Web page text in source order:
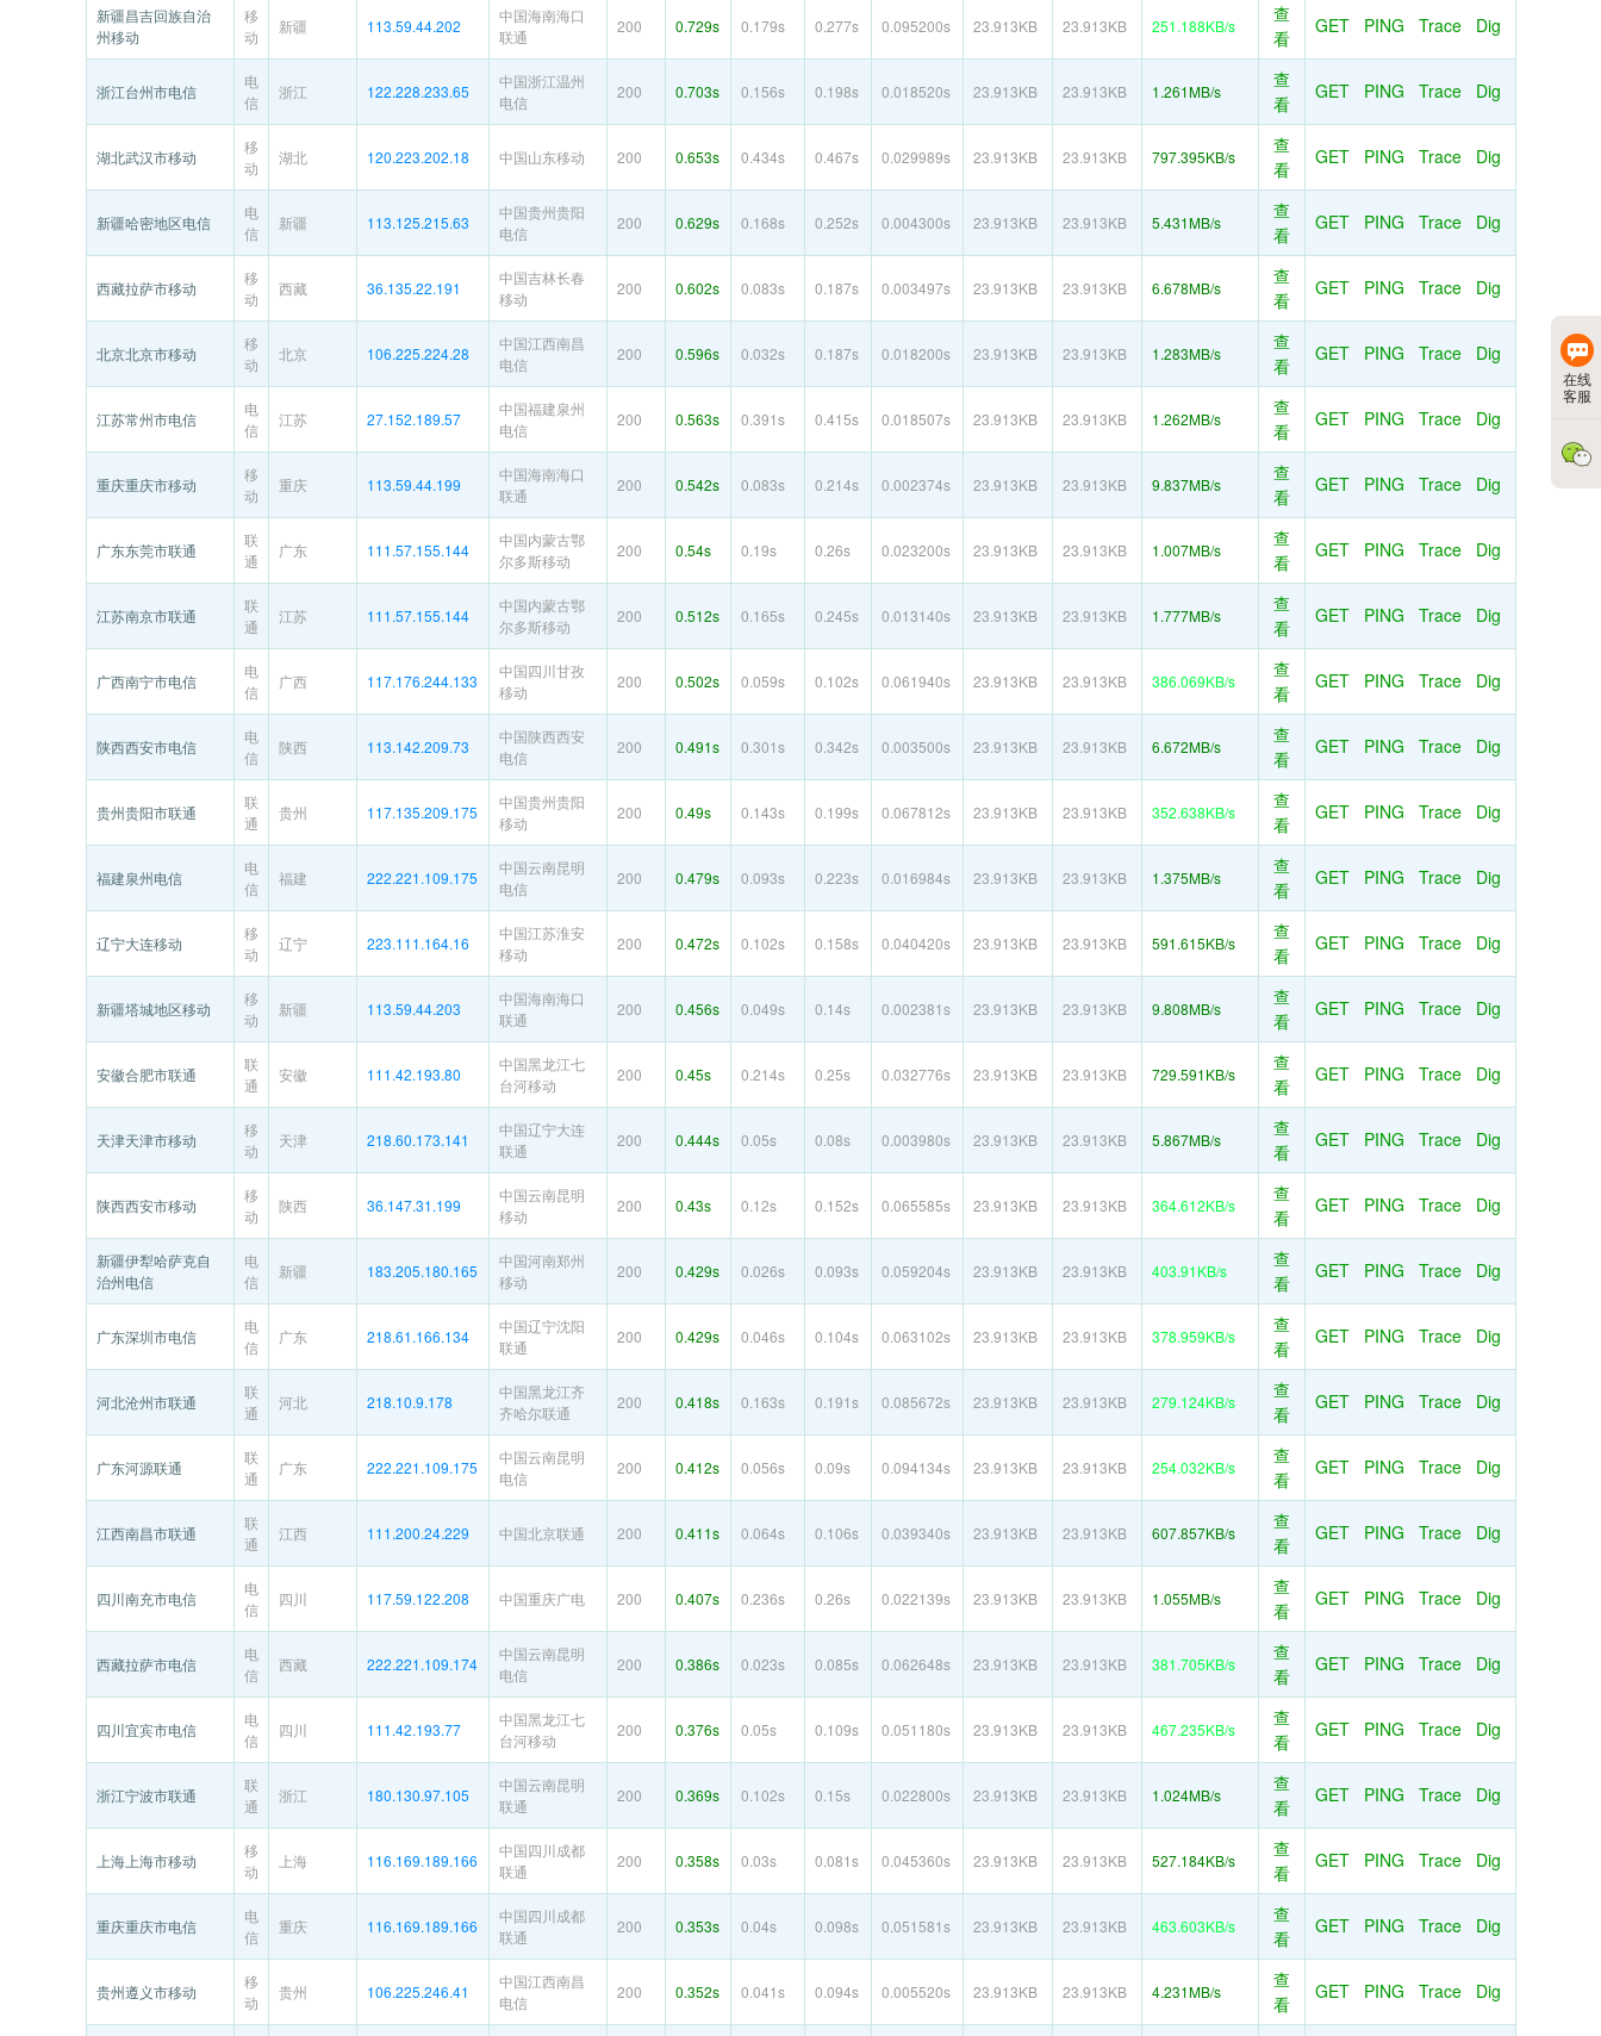
新疆昌吉回族自治
州移动
移
动
新疆 113.59.44.202
中国海南海口
联通
200 0.729s 0.179s 0.277s 0.095200s 23.913KB 23.913KB 251.188KB/s
查
看
GET PING Trace Dig
浙江台州市电信
电
信
浙江 122.228.233.65
中国浙江温州
电信
200 0.703s 0.156s 0.198s 0.018520s 23.913KB 23.913KB 1.261MB/s
查
看
GET PING Trace Dig
湖北武汉市移动
移
动
湖北 120.223.202.18 中国山东移动 200 0.653s 0.434s 0.467s 0.029989s 23.913KB 23.913KB 797.395KB/s
查
看
GET PING Trace Dig
新疆哈密地区电信
电
信
新疆 113.125.215.63
中国贵州贵阳
电信
200 0.629s 0.168s 0.252s 0.004300s 23.913KB 23.913KB 5.431MB/s
查
看
GET PING Trace Dig
西藏拉萨市移动
移
动
西藏 36.135.22.191
中国吉林长春
移动
200 0.602s 0.083s 0.187s 0.003497s 23.913KB 23.913KB 6.678MB/s
查
看
GET PING Trace Dig
北京北京市移动
移
动
北京 106.225.224.28
中国江西南昌
电信
200 0.596s 0.032s 0.187s 0.018200s 23.913KB 23.913KB 1.283MB/s
查
看
GET PING Trace Dig
江苏常州市电信
电
信
江苏 27.152.189.57
中国福建泉州
电信
200 0.563s 0.391s 0.415s 0.018507s 23.913KB 23.913KB 1.262MB/s
查
看
GET PING Trace Dig
重庆重庆市移动
移
动
重庆 113.59.44.199
中国海南海口
联通
200 0.542s 0.083s 0.214s 0.002374s 23.913KB 23.913KB 9.837MB/s
查
看
GET PING Trace Dig
广东东莞市联通
联
通
广东 111.57.155.144
中国内蒙古鄂
尔多斯移动
200 0.54s 0.19s 0.26s 0.023200s 23.913KB 23.913KB 1.007MB/s
查
看
GET PING Trace Dig
江苏南京市联通
联
通
江苏 111.57.155.144
中国内蒙古鄂
尔多斯移动
200 0.512s 0.165s 0.245s 0.013140s 23.913KB 23.913KB 1.777MB/s
查
看
GET PING Trace Dig
广西南宁市电信
电
信
广西 117.176.244.133
中国四川甘孜
移动
200 0.502s 0.059s 0.102s 0.061940s 23.913KB 23.913KB 386.069KB/s
查
看
GET PING Trace Dig
陕西西安市电信
电
信
陕西 113.142.209.73
中国陕西西安
电信
200 0.491s 0.301s 0.342s 0.003500s 23.913KB 23.913KB 6.672MB/s
查
看
GET PING Trace Dig
贵州贵阳市联通
联
通
贵州 117.135.209.175
中国贵州贵阳
移动
200 0.49s 0.143s 0.199s 0.067812s 23.913KB 23.913KB 352.638KB/s
查
看
GET PING Trace Dig
福建泉州电信
电
信
福建 222.221.109.175
中国云南昆明
电信
200 0.479s 0.093s 0.223s 0.016984s 23.913KB 23.913KB 1.375MB/s
查
看
GET PING Trace Dig
辽宁大连移动
移
动
辽宁 223.111.164.16
中国江苏淮安
移动
200 0.472s 0.102s 0.158s 0.040420s 23.913KB 23.913KB 591.615KB/s
查
看
GET PING Trace Dig
新疆塔城地区移动
移
动
新疆 113.59.44.203
中国海南海口
联通
200 0.456s 0.049s 0.14s 0.002381s 23.913KB 23.913KB 9.808MB/s
查
看
GET PING Trace Dig
安徽合肥市联通
联
通
安徽 111.42.193.80
中国黑龙江七
台河移动
200 0.45s 0.214s 0.25s 0.032776s 23.913KB 23.913KB 729.591KB/s
查
看
GET PING Trace Dig
天津天津市移动
移
动
天津 218.60.173.141
中国辽宁大连
联通
200 0.444s 0.05s 0.08s 0.003980s 23.913KB 23.913KB 5.867MB/s
查
看
GET PING Trace Dig
陕西西安市移动
移
动
陕西 36.147.31.199
中国云南昆明
移动
200 0.43s 0.12s 0.152s 0.065585s 23.913KB 23.913KB 364.612KB/s
查
看
GET PING Trace Dig
新疆伊犁哈萨克自
治州电信
电
信
新疆 183.205.180.165
中国河南郑州
移动
200 0.429s 0.026s 0.093s 0.059204s 23.913KB 23.913KB 403.91KB/s
查
看
GET PING Trace Dig
广东深圳市电信
电
信
广东 218.61.166.134
中国辽宁沈阳
联通
200 0.429s 0.046s 0.104s 0.063102s 23.913KB 23.913KB 378.959KB/s
查
看
GET PING Trace Dig
河北沧州市联通
联
通
河北 218.10.9.178
中国黑龙江齐
齐哈尔联通
200 0.418s 0.163s 0.191s 0.085672s 23.913KB 23.913KB 279.124KB/s
查
看
GET PING Trace Dig
广东河源联通
联
通
广东 222.221.109.175
中国云南昆明
电信
200 0.412s 0.056s 0.09s 0.094134s 23.913KB 23.913KB 254.032KB/s
查
看
GET PING Trace Dig
江西南昌市联通
联
通
江西 111.200.24.229 中国北京联通 200 0.411s 0.064s 0.106s 0.039340s 23.913KB 23.913KB 607.857KB/s
查
看
GET PING Trace Dig
四川南充市电信
电
信
四川 117.59.122.208 中国重庆广电 200 0.407s 0.236s 0.26s 0.022139s 23.913KB 23.913KB 1.055MB/s
查
看
GET PING Trace Dig
西藏拉萨市电信
电
信
西藏 222.221.109.174
中国云南昆明
电信
200 0.386s 0.023s 0.085s 0.062648s 23.913KB 23.913KB 381.705KB/s
查
看
GET PING Trace Dig
四川宜宾市电信
电
信
四川 111.42.193.77
中国黑龙江七
台河移动
200 0.376s 0.05s 0.109s 0.051180s 23.913KB 23.913KB 467.235KB/s
查
看
GET PING Trace Dig
浙江宁波市联通
联
通
浙江 180.130.97.105
中国云南昆明
联通
200 0.369s 0.102s 0.15s 0.022800s 23.913KB 23.913KB 1.024MB/s
查
看
GET PING Trace Dig
上海上海市移动
移
动
上海 116.169.189.166
中国四川成都
联通
200 0.358s 0.03s 0.081s 0.045360s 23.913KB 23.913KB 527.184KB/s
查
看
GET PING Trace Dig
重庆重庆市电信
电
信
重庆 116.169.189.166
中国四川成都
联通
200 0.353s 0.04s 0.098s 0.051581s 23.913KB 23.913KB 463.603KB/s
查
看
GET PING Trace Dig
贵州遵义市移动
移
动
贵州 106.225.246.41
中国江西南昌
电信
200 0.352s 0.041s 0.094s 0.005520s 23.913KB 23.913KB 4.231MB/s
查
看
GET PING Trace Dig
在线
客服